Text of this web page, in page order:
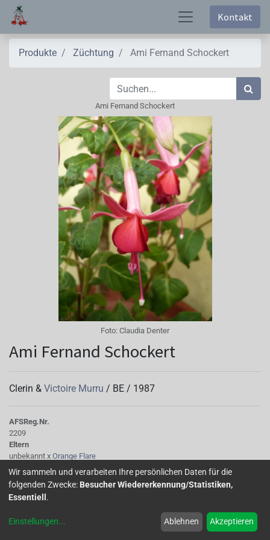
Kontakt
Produkte Züchtung Ami Fernand Schockert
Ami Fernand Schockert
Foto: Claudia Denter
Ami Fernand Schockert
Clerin & Victoire Murru / BE / 1987
AFSReg.Nr.
2209
Eltern
unbekannt x Orange Flare
Sie ist, wenn sie denn blüht, wirklich von strahlender
Schönheit. Ein sonniger Standort bekommt ihr nicht nur
sehr gut, nein, auch gerade das Sonnenlicht hebt ihre
Leuchtkraft besonders hervor. Sie wächst aufrecht und
Wir sammeln und verarbeiten Ihre persönlichen Daten für die
folgenden Zwecke: Besucher Wiedererkennung/Statistiken,
Essentiell .
Einstellungen... Ablehnen Akzeptieren